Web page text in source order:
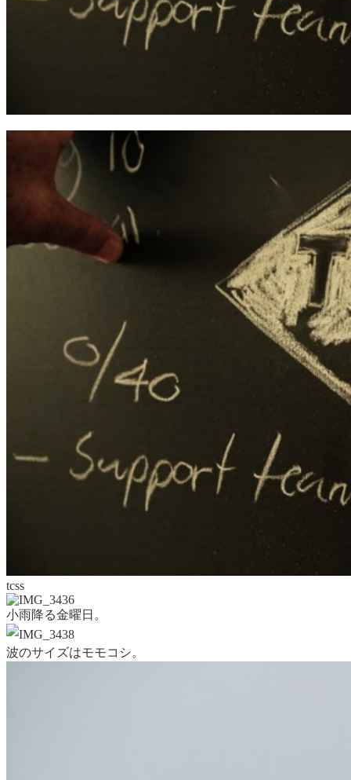
tcss
小雨降る金曜日。
波のサイズはモモコシ。